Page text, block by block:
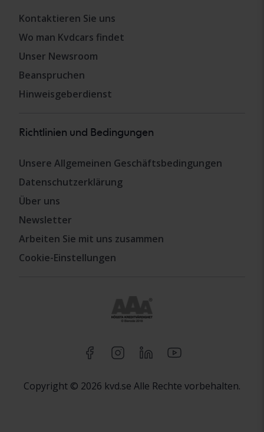
Kontaktieren Sie uns
Wo man Kvdcars findet
Unser Newsroom
Beanspruchen
Hinweisgeberdienst
Richtlinien und Bedingungen
Unsere Allgemeinen Geschäftsbedingungen
Datenschutzerklärung
Über uns
Newsletter
Arbeiten Sie mit uns zusammen
Cookie-Einstellungen
Copyright © 2026 kvd.se Alle Rechte vorbehalten.